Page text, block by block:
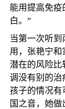
能用提高免
白。”
当第一次听
用，张艳宁
潜在的风险比
调没有别的治
孩子的情况有
国之音，她做